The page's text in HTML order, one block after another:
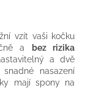
vzít vaši kočku
a
bez rizika
a
dvě
snadné nasazení
mají spony
na